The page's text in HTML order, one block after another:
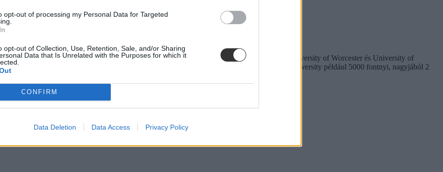
opt-out of processing my Personal Data for Targeted
opt-out of Collection, Use, Retention, Sale, and/or Sharing
Data that Is Unrelated with the Purposes for which it
CONFIRM
Data Deletion Data Access Privacy Policy
megoldás még nem született. Több intézmény a tandíjak befagyasztása mellett döntött: a University of Worcester és University of
a University of Southampton, a University of Essex és a Queen Mary London University például 5000 fontnyi, nagyjából 2